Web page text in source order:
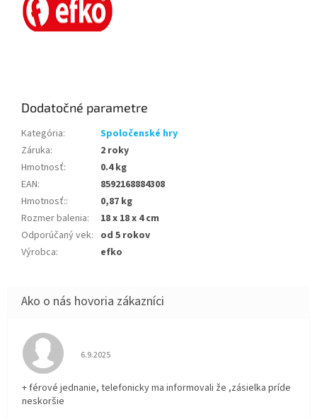
Dodatočné parametre
Kategória:
Spoločenské hry
Záruka:
2 roky
Hmotnosť:
0.4 kg
EAN:
8592168884308
Hmotnosť::
0,87 kg
Rozmer balenia:
18 x 18 x 4 cm
Odporúčaný vek: od 5 rokov
Výrobca: efko
Hodnotenie obchodu je 5 z 5 hviezdičiek.
6.9.2025
+ férové jednanie, telefonicky ma informovali že ,zásielka príde
neskoršie